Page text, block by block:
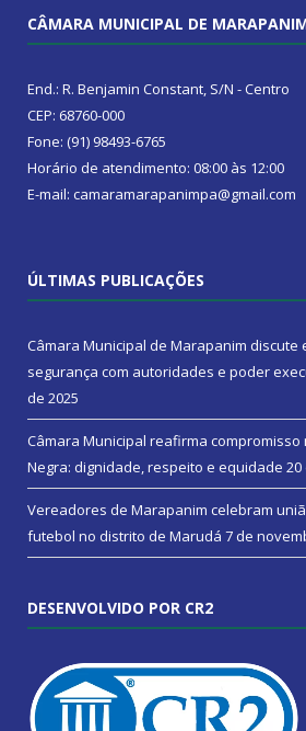
CÂMARA MUNICIPAL DE
End.: R. Benjamin Constant, S/N - Centro
CEP: 68760-000
Fone: (91) 98493-6765
Horário de atendimento: 08:00 às 12:00
E-mail: camaramarapanimpa@gmail.com
ÚLTIMAS PUBLICAÇÕES
Câmara Municipal de Marapanim discute
segurança com autoridades e poder
de 2025
Câmara Municipal reafirma compromisso
Negra: dignidade, respeito e equidade 20
Vereadores de Marapanim celebram
futebol no distrito de Marudá 7 de
DESENVOLVIDO POR CR2